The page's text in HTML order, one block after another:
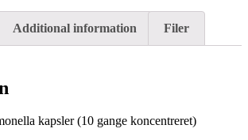
Additional information Filer
kapsler (10 gange koncentreret)